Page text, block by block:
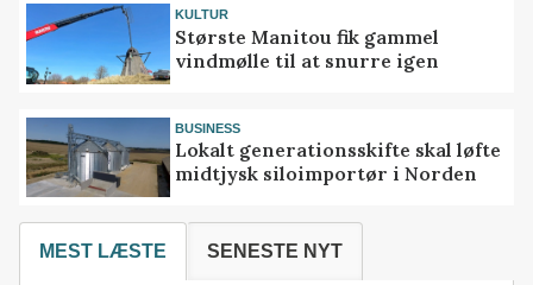
KULTUR
Største Manitou fik gammel
vindmølle til at snurre igen
BUSINESS
Lokalt generationsskifte skal løfte
midtjysk siloimportør i Norden
MEST LÆSTE SENESTE NYT